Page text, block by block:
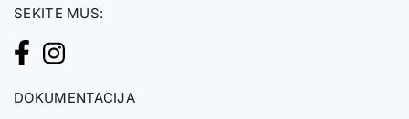
SEKITE MUS:
DOKUMENTACIJA